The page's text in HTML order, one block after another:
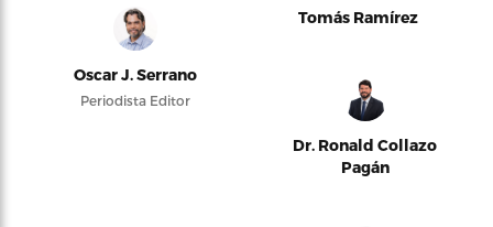
Oscar J. Serrano
Periodista Editor
Tomás Ramírez
Dr. Ronald Collazo
Pagán